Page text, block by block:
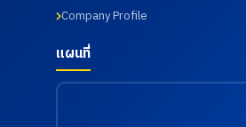
Company Profile
แผนที่